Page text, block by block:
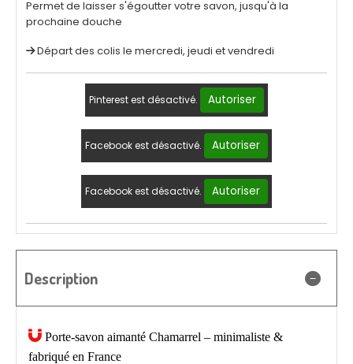
Permet de laisser s'égoutter votre savon, jusqu'à la
prochaine douche
Départ des colis le mercredi, jeudi et vendredi
Pinterest est désactivé. Autoriser
Facebook est désactivé. Autoriser
Facebook est désactivé. Autoriser
Description
 Porte-savon aimanté Chamarrel – minimaliste &
fabriqué en France